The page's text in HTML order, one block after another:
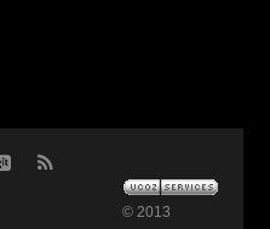
© 2013